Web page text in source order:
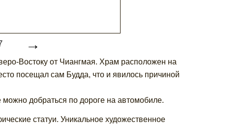
→
Востоку от Чиангмая. Храм расположен на
посещал сам Будда, что и явилось причиной
добраться по дороге на автомобиле.
статуи. Уникальное художественное